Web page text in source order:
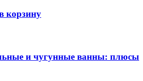
корзину
и чугунные ванны: плюсы